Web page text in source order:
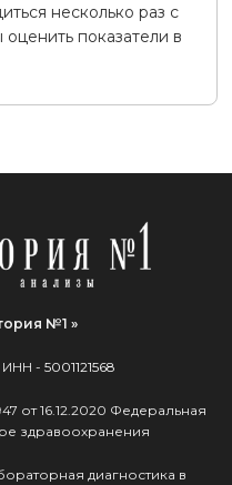
несколько раз с
показатели в
№1 »
ИНН - 5001121568
от 16.12.2020 Федеральная
здравоохранения
диагностика в